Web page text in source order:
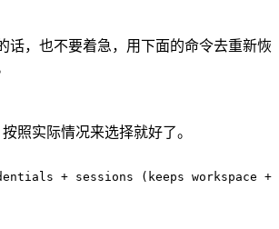
话，也不要着急，用下面的命令去重新恢
照实际情况来选择就好了。
+ sessions (keeps workspace